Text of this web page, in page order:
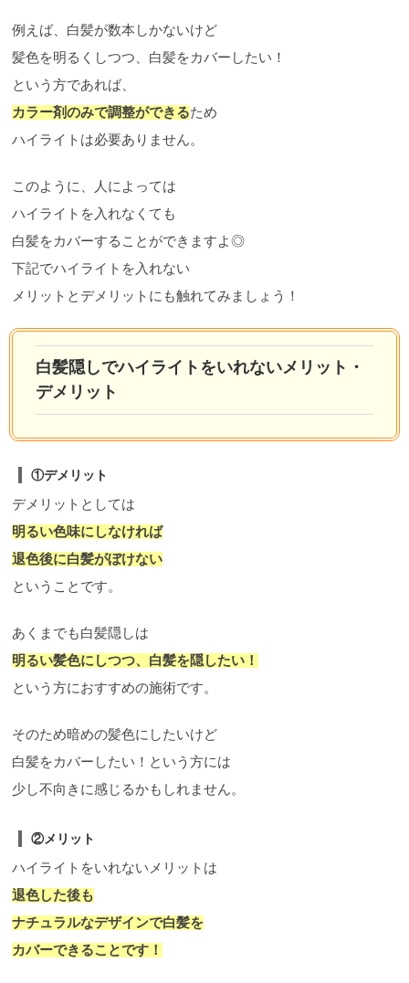
例えば、白髪が数本しかないけど
髪色を明るくしつつ、白髪をカバーしたい！
という方であれば、
カラー剤のみで調整ができるため
ハイライトは必要ありません。
このように、人によっては
ハイライトを入れなくても
白髪をカバーすることができますよ◎
下記でハイライトを入れない
メリットとデメリットにも触れてみましょう！
白髪隠しでハイライトをいれないメリット・
デメリット
①デメリット
デメリットとしては
明るい色味にしなければ
退色後に白髪がぼけない
ということです。
あくまでも白髪隠しは
明るい髪色にしつつ、白髪を隠したい！
という方におすすめの施術です。
そのため暗めの髪色にしたいけど
白髪をカバーしたい！という方には
少し不向きに感じるかもしれません。
②メリット
ハイライトをいれないメリットは
退色した後も
ナチュラルなデザインで白髪を
カバーできることです！